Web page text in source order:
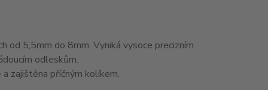
od 5,5mm do 8mm. Vyniká vysoce precizním
odleskům.
zajištěna příčným kolíkem.